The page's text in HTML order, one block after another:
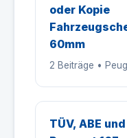
oder Kopie
60mm
2 Beiträge •
TÜV, ABE